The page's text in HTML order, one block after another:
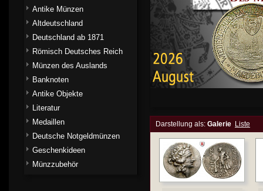
Darstellung als: Galerie Liste
Antike Münzen
Altdeutschland
Deutschland ab 1871
Römisch Deutsches Reich
Münzen des Auslands
Banknoten
Antike Objekte
Literatur
Medaillen
Deutsche Notgeldmünzen
Geschenkideen
Münzzubehör